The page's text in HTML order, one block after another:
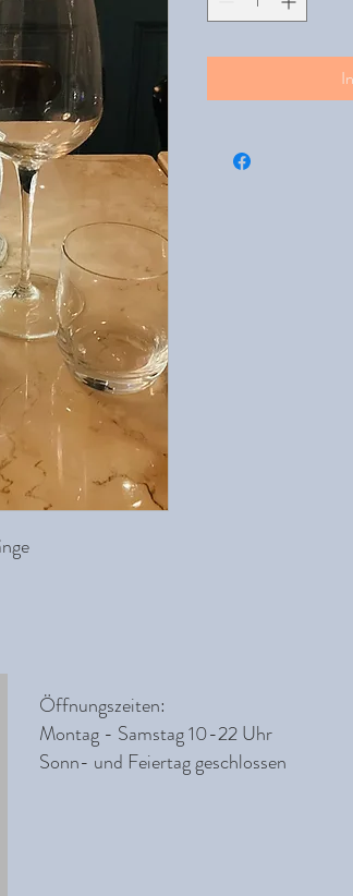
Öffnungszeiten:
Montag - Samstag 10-22 Uhr
Sonn- und Feiertag geschlossen